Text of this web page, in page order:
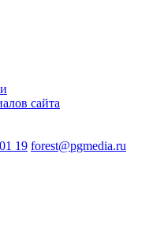
сайта
19 forest@pgmedia.ru